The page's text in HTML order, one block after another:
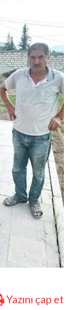
Yazını çap et